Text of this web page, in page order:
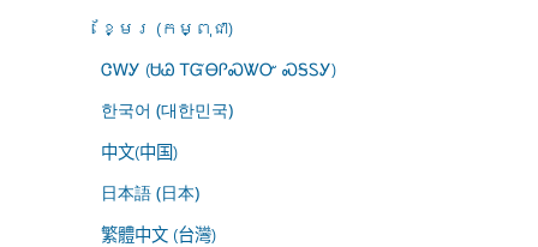
ខ្មែរ (កម្ពុជា)
ᏣᎳᎩ (ᏌᏊ ᎢᏳᎾᎵᏍᏔᏅ ᏍᎦᏚᎩ)
한국어 (대한민국)
中文(中国)
日本語 (日本)
繁體中文 (台灣)